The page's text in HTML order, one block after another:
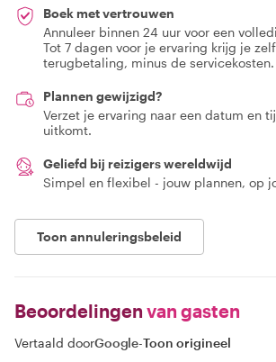
Boek met vertrouwen
Annuleer binnen 24 uur voor een
Tot 7 dagen voor je ervaring krijg je
terugbetaling, minus de servicekosten.
Plannen gewijzigd?
Verzet je ervaring naar een datum en
uitkomt.
Geliefd bij reizigers wereldwijd
Simpel en flexibel - jouw plannen, op
Toon annuleringsbeleid
Beoordelingen van gasten
Vertaald doorGoogle-Toon origineel